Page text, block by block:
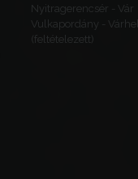
Nyitragerencsér - Vár
Vulkapordány -
(feltételezett)